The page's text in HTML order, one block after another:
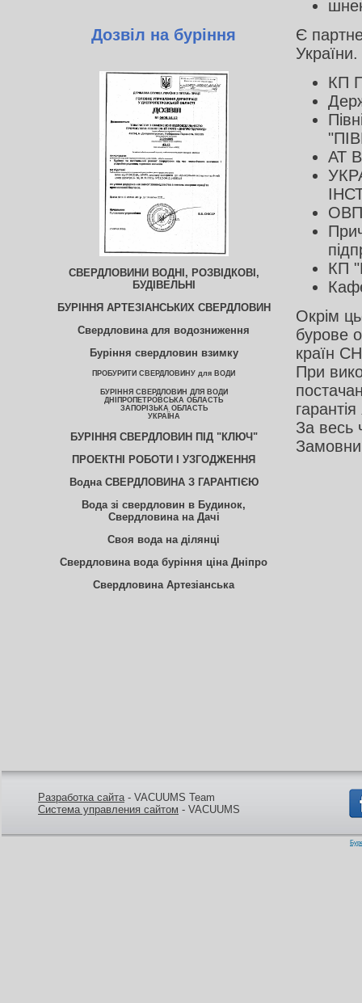
Є
України.
КП
АТ
ОВП
КП
Окрім
бурове
країн
При
гарантія
За весь
Дозвіл на буріння
СВЕРДЛОВИНИ ВОДНІ, РОЗВІДКОВІ,
БУДІВЕЛЬНІ
БУРІННЯ АРТЕЗІАНСЬКИХ СВЕРДЛОВИН
Свердловина для водозниження
Буріння свердловин взимку
ПРОБУРИТИ СВЕРДЛОВИНУ для ВОДИ
БУРІННЯ СВЕРДЛОВИН ДЛЯ ВОДИ
ДНІПРОПЕТРОВСЬКА ОБЛАСТЬ
ЗАПОРІЗЬКА ОБЛАСТЬ
УКРАЇНА
БУРІННЯ СВЕРДЛОВИН ПІД "КЛЮЧ"
ПРОЕКТНІ РОБОТИ І УЗГОДЖЕННЯ
Водна СВЕРДЛОВИНА З ГАРАНТІЄЮ
Вода зі свердловин в Будинок,
Свердловина на Дачі
Своя вода на ділянці
Свердловина вода буріння ціна Дніпро
Свердловина Артезіанська
Разработка сайта- VACUUMS Team
Система управления сайтом - VACUUMS